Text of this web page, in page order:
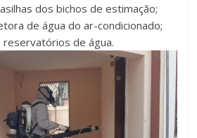
dos bichos de estimação;
de água do ar-condicionado;
de água.